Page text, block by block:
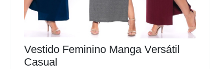
Vestido Feminino Manga Versátil
Casual